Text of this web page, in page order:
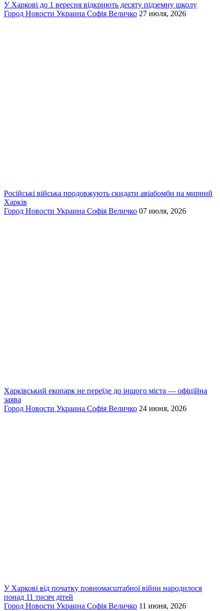
У Харкові до 1 вересня відкриють десяту підземну школу
Город Новости Украина Софія Величко 27 июля, 2026
Російські війська продовжують скидати авіабомби на мирний
Харків
Город Новости Украина Софія Величко 07 июля, 2026
Харківський екопарк не переїде до іншого міста — офіційна
заява
Город Новости Украина Софія Величко 24 июня, 2026
У Харкові від початку повномасштабної війни народилося
понад 11 тисяч дітей
Город Новости Украина Софія Величко 11 июня, 2026